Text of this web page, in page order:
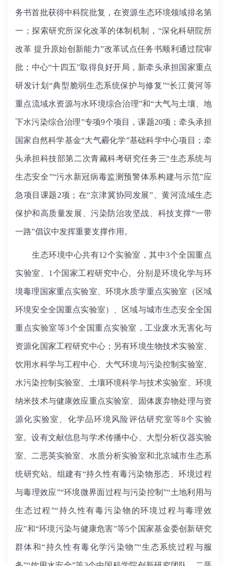
务书首批获得中科院批复，在资源生态环境领域排名第
一；探索研究所深化改革的体制机制，“深化科研院所
改革 提升原始创新能力”改革试点任务书顺利通过院审
批；中心“十四五”取得良好开局，新牵头承担国家重点
研发计划“典型脆弱生态系统保护与修复”“长江黄河等
重点流域水资源与水环境综合治理”和“大气与土壤、地
下水污染综合治理”专项9个项目，课题20项；牵头承担
国家自然科学基金“大气霾化学”基础科学中心项目；牵
头承担科技部第二次青藏科考研究任务三“生态系统与
生态安全”“污水新冠病毒监测预警体系构建与示范”应
急项目课题2项；在“京津冀协同发展”、黄河流域生态
保护和高质量发展、污染防治攻坚战、科技支撑“一带
一路”倡议中发挥重要支撑作用。
生态环境中心共有12个实验室，其中3个全国重点
实验室、1个国家工程研究中心。分别是环境化学与环
境毒理国家重点实验室、环境水质学重点实验室（区域
环境安全全国重点实验室）、区域与城市生态安全全国
重点实验室等3个全国重点实验室，工业废水无害化与
资源化国家工程研究中心；另有环境生物技术实验室、
饮用水科学与工程中心、 大气环境与污染控制实验室、
水污染控制实验室、土壤环境科学与技术实验室、环境
纳米技术与健康效应重点实验室、固体废弃物处理与资
源化实验室、化学品环境风险评估研究室等8个实验
室。设有文献信息与学术传播中心、大型分析仪器实验
室、二恶英实验室、水质分析实验室和北京城市生态系
统研究站。组建有“持久性有毒污染物形态、环境过程
与毒理效应”“环境微界面过程与污染控制”“土地利用与
生态过程”“持久性有毒污染物的环境过程与毒理效
应”和“环境污染与健康危害”等5个国家基金委创新研究
群体和“持久性有毒化学污染物”“生态系统过程与服